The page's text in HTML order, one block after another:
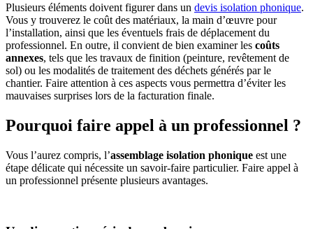
Plusieurs éléments doivent figurer dans un devis isolation phonique.
Vous y trouverez le coût des matériaux, la main d’œuvre pour
l’installation, ainsi que les éventuels frais de déplacement du
professionnel. En outre, il convient de bien examiner les coûts
annexes, tels que les travaux de finition (peinture, revêtement de
sol) ou les modalités de traitement des déchets générés par le
chantier. Faire attention à ces aspects vous permettra d’éviter les
mauvaises surprises lors de la facturation finale.
Pourquoi faire appel à un professionnel ?
Vous l’aurez compris, l’assemblage isolation phonique est une
étape délicate qui nécessite un savoir-faire particulier. Faire appel à
un professionnel présente plusieurs avantages.